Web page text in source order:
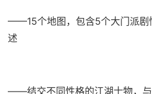
——15个地图，包含5个大门派剧
述
——结交不同性格的江湖士物，